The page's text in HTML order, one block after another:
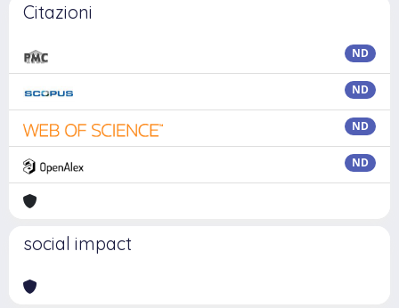
Citazioni
ND
ND
ND
ND
social impact